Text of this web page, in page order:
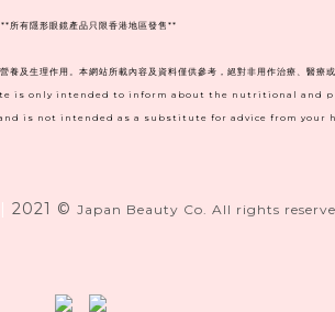
** 所有隱形眼鏡產品只限香港地區發售**
及生理作用。本網站所載內容及資料僅供參考，絕對非用作治療、醫療
is only intended to inform about the nutritional and
is not intended as a substitute for advice from your
2021 © Japan Beauty Co. All rights